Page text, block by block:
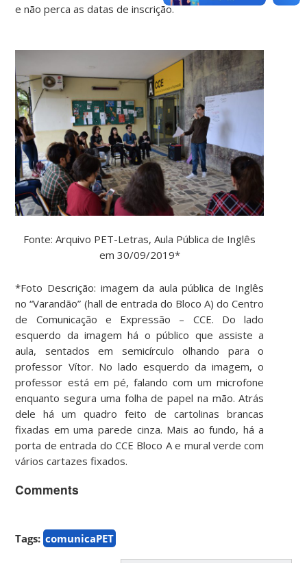
e não perca as datas de inscrição.
Fonte: Arquivo PET-Letras, Aula Pública de Inglês
em 30/09/2019*
*Foto Descrição: imagem da aula pública de Inglês
no “Varandão” (hall de entrada do Bloco A) do Centro
de Comunicação e Expressão – CCE. Do lado
esquerdo da imagem há o público que assiste a
aula, sentados em semicírculo olhando para o
professor Vítor. No lado esquerdo da imagem, o
professor está em pé, falando com um microfone
enquanto segura uma folha de papel na mão. Atrás
dele há um quadro feito de cartolinas brancas
fixadas em uma parede cinza. Mais ao fundo, há a
porta de entrada do CCE Bloco A e mural verde com
vários cartazes fixados.
Comments
Tags: comunicaPET